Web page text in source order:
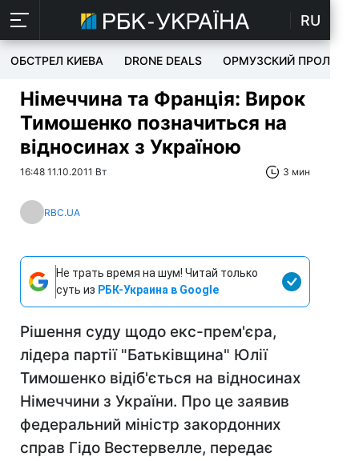
RU
ОБСТРЕЛ КИЕВА DRONE DEALS ОРМУЗСКИЙ ПРОЛИВ
Німеччина та Франція: Вирок
Тимошенко позначиться на
відносинах з Україною
16:48 11.10.2011 Вт 3 мин
RBC.UA
Не трать время на шум! Читай только
суть из РБК-Украина в Google
Рішення суду щодо екс-прем'єра,
лідера партії "Батьківщина" Юлії
Тимошенко відіб'ється на відносинах
Німеччини з України. Про це заявив
федеральний міністр закордонних
справ Гідо Вестервелле, передає